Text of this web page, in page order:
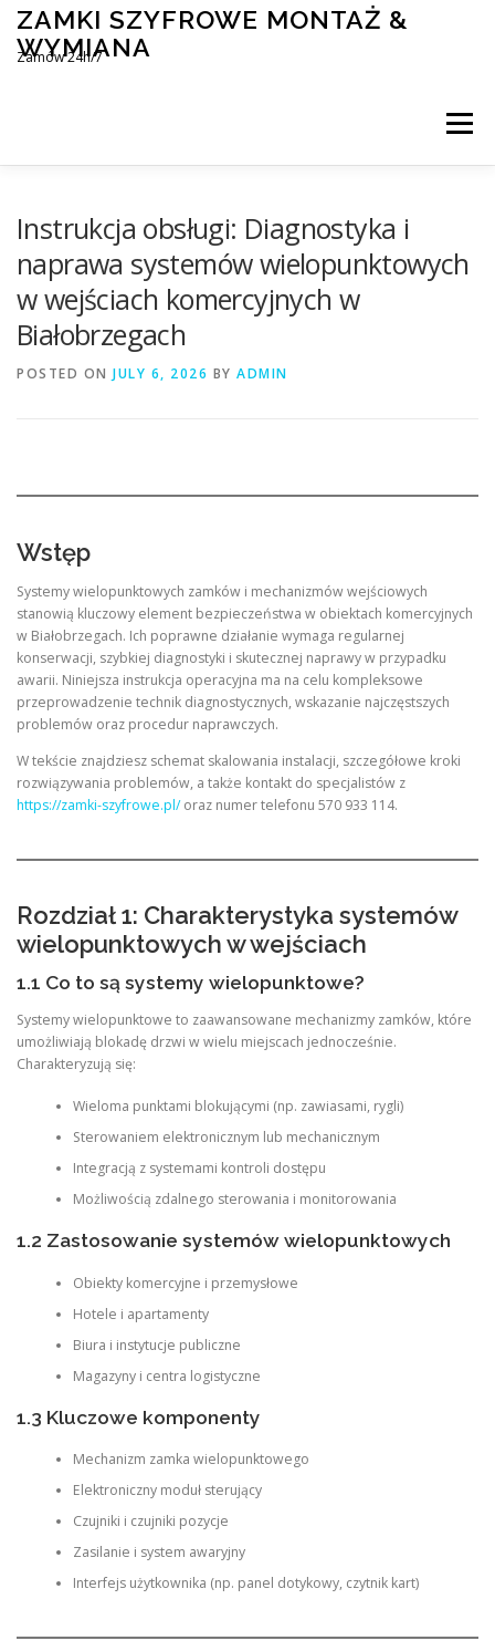
Skip
content
ZAMKI SZYFROWE MONTAŻ &
WYMIANA
Zamów 24h/7
Menu
KONTAKT
Instrukcja obsługi: Diagnostyka i
naprawa systemów wielopunktowych
w wejściach komercyjnych w
Białobrzegach
POSTED ON JULY 6, 2026 BY ADMIN
Wstęp
Systemy wielopunktowych zamków i mechanizmów wejściowych
stanowią kluczowy element bezpieczeństwa w obiektach komercyjnych
w Białobrzegach. Ich poprawne działanie wymaga regularnej
konserwacji, szybkiej diagnostyki i skutecznej naprawy w przypadku
awarii. Niniejsza instrukcja operacyjna ma na celu kompleksowe
przeprowadzenie technik diagnostycznych, wskazanie najczęstszych
problemów oraz procedur naprawczych.
W tekście znajdziesz schemat skalowania instalacji, szczegółowe kroki
rozwiązywania problemów, a także kontakt do specjalistów z
https://zamki-szyfrowe.pl/oraz numer telefonu 570 933 114.
Rozdział 1: Charakterystyka systemów
wielopunktowych w wejściach
1.1 Co to są systemy wielopunktowe?
Systemy wielopunktowe to zaawansowane mechanizmy zamków, które
umożliwiają blokadę drzwi w wielu miejscach jednocześnie.
Charakteryzują się:
Wieloma punktami blokującymi (np. zawiasami, rygli)
Sterowaniem elektronicznym lub mechanicznym
Integracją z systemami kontroli dostępu
Możliwością zdalnego sterowania i monitorowania
1.2 Zastosowanie systemów wielopunktowych
Obiekty komercyjne i przemysłowe
Hotele i apartamenty
Biura i instytucje publiczne
Magazyny i centra logistyczne
1.3 Kluczowe komponenty
Mechanizm zamka wielopunktowego
Elektroniczny moduł sterujący
Czujniki i czujniki pozycje
Zasilanie i system awaryjny
Interfejs użytkownika (np. panel dotykowy, czytnik kart)